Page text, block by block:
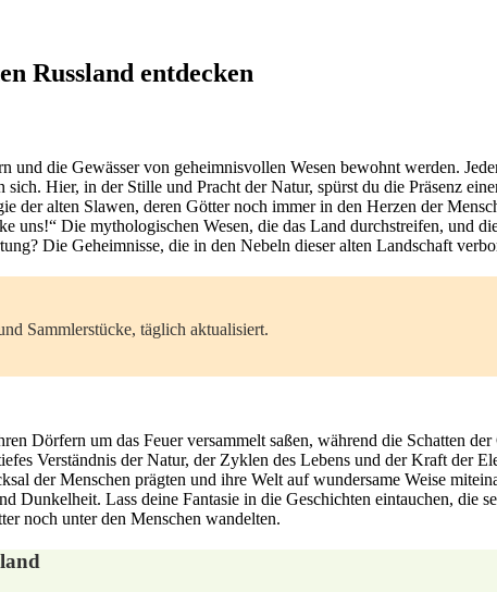
Russland entdecken
die Gewässer von geheimnisvollen Wesen bewohnt werden.
sich. Hier, in der Stille und Pracht der Natur,⁤ spürst du die Präsenz
der alten Slawen, deren ‌Götter noch immer​ in den Herzen der
uns!“ Die mythologischen Wesen, die das Land durchstreifen, und
Die Geheimnisse, die in⁢ den Nebeln‍ dieser alten Landschaft
Sammlerstücke, täglich aktualisiert.
‍Dörfern um das Feuer versammelt saßen, während die Schatten
Verständnis der ‍Natur, der Zyklen des Lebens und der Kraft der
der Menschen prägten⁣ und ihre Welt auf wundersame Weise
Lass deine​ Fantasie in die Geschichten ⁣eintauchen, die
noch unter den Menschen wandelten.